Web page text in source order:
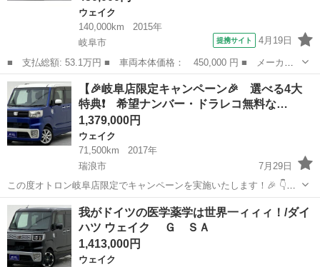
ウェイク
140,000km
2015年
岐阜市
提携サイト 4月19日
■ 支払総額: 53.1万円 ■ 車両本体価格： 450,000 円 ■ メーカー
名： ダイハツ ■ 車種名： ウェイク ■ グレード名： Ｘ モン
ベルバージョンＳＡ ＬＥＤヘッドライト バックカメラ ＥＴＣ
■ 排気量：...
岐阜 岐阜市 ウェイク
【🎉岐阜店限定キャンペーン🎉 選べる4大
特典❗️ 希望ナンバー・ドラレコ無料な…
1,379,000円
ウェイク
71,500km
2017年
瑞浪市
7月29日
この度オトロン岐阜店限定でキャンペーンを実施いたします！🎉 👇️詳
細は下記の通りでございます👇️ ①希望ナンバー サービス ②納車
時ガソリン満タン ③ドラレコ無料取付（前のみ） ④バックカメラ
無料取...
岐阜 瑞浪市 ウェイク ドラレコ
我がドイツの医学薬学は世界一ィィィ！/ダイ
ハツ ウェイク Ｇ ＳＡ
1,413,000円
ウェイク